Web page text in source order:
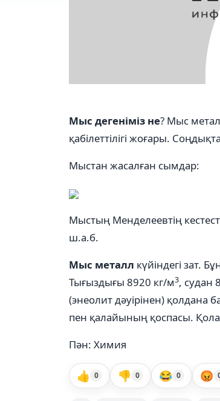
Мыс дегеніміз не? Мыс
қабілеттілігі жоғары.
Мыстан жасалған сымдар:
Мыстың Менделеевтің
ш.а.б.
Мыс металл күйіндегі зат.
Тығыздығы 8920 кг/м3, судан
(энеолит дәуірінен) қолдана
пен қалайының қоспасы.
Пән: Химия
👍 0 👎 0 😂 0 😡